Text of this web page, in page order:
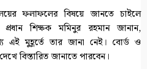
ফলাফলের বিষয়ে জানতে চাইলে
প্রধান শিক্ষক মমিনুর রহমান জানান,
এই মুহূর্তে তার জানা নেই। বোর্ড ও
বিস্তারিত জানাতে পারবেন।